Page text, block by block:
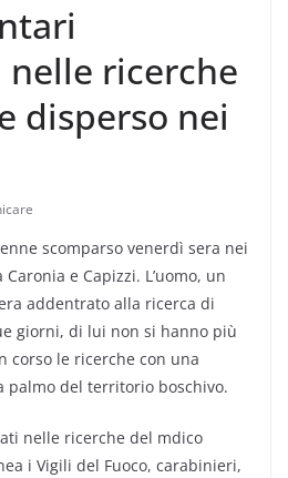
ricerche
disperso nei
scomparso venerdì sera nei
e Capizzi. L’uomo, un
addentrato alla ricerca di
giorni, di lui non si hanno più
corso le ricerche con una
palmo del territorio boschivo.
nelle ricerche del mdico
i Vigili del Fuoco, carabinieri,